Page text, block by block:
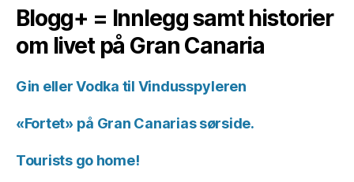
Blogg+ = Innlegg samt historier
om livet på Gran Canaria
Gin eller Vodka til Vindusspyleren
«Fortet» på Gran Canarias sørside.
Tourists go home!